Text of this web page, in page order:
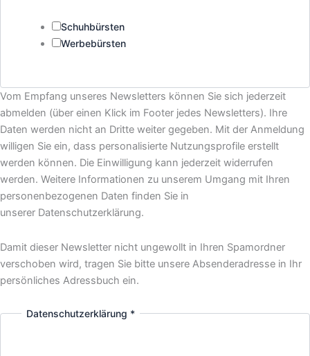
Schuhbürsten
Werbebürsten
Name
Ich
für:
Vom Empfang unseres Newsletters können Sie sich jederzeit
abmelden (über einen Klick im Footer jedes Newsletters). Ihre
Daten werden nicht an Dritte weiter gegeben. Mit der Anmeldung
willigen Sie ein, dass personalisierte Nutzungsprofile erstellt
werden können. Die Einwilligung kann jederzeit widerrufen
werden. Weitere Informationen zu unserem Umgang mit Ihren
personenbezogenen Daten finden Sie in
unserer Datenschutzerklärung.
Damit dieser Newsletter nicht ungewollt in Ihren Spamordner
verschoben wird, tragen Sie bitte unsere Absenderadresse in Ihr
persönliches Adressbuch ein.
Datenschutzerklärung *